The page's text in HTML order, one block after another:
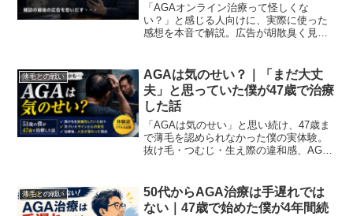
「AGAオンライン治療って怪しくな
い？」と感じる人向けに、実際に使った
感想を本音で解説。広告が胡散臭く見え
薄毛との戦い
AGAは気のせい？｜「まだ大丈
夫」と思っていた僕が47歳で治療
した話
「AGAは気のせい」と思い続け、47歳ま
で薄毛を認められなかった僕の実体験。
抜け毛・つむじ・生え際の違和感、AGA
薄毛との戦い
50代からAGA治療は手遅れでは
ない｜47歳で始めた僕が4年間続